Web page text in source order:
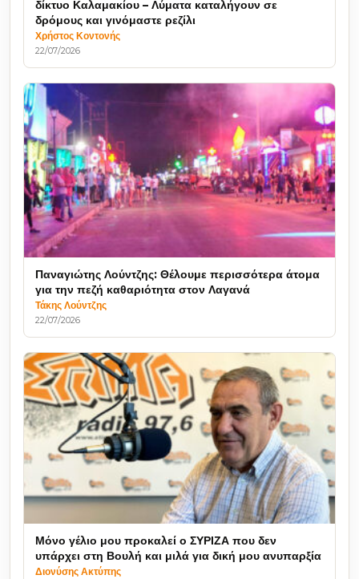
δίκτυο Καλαμακίου – Λύματα καταλήγουν σε
δρόμους και γινόμαστε ρεζίλι
Χρήστος Κοντονής
22/07/2026
Παναγιώτης Λούντζης: Θέλουμε περισσότερα άτομα
για την πεζή καθαριότητα στον Λαγανά
Τάκης Λούντζης
22/07/2026
Μόνο γέλιο μου προκαλεί ο ΣΥΡΙΖΑ που δεν
υπάρχει στη Βουλή και μιλά για δική μου ανυπαρξία
Διονύσης Ακτύπης